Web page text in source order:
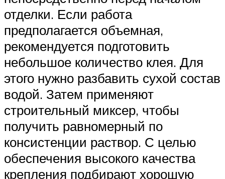
отделки. Если работа
предполагается объемная,
рекомендуется подготовить
небольшое количество клея. Для
этого нужно разбавить сухой состав
водой. Затем применяют
строительный миксер, чтобы
получить равномерный по
консистенции раствор. С целью
обеспечения высокого качества
крепления подбирают хорошую